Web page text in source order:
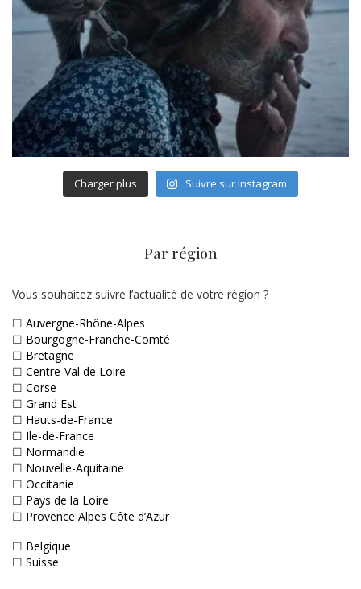
Charger plus Suivre sur Instagram
Par région
Vous souhaitez suivre l’actualité de votre région ?
☐ Auvergne-Rhône-Alpes
☐ Bourgogne-Franche-Comté
☐ Bretagne
☐ Centre-Val de Loire
☐ Corse
☐ Grand Est
☐ Hauts-de-France
☐ Ile-de-France
☐ Normandie
☐ Nouvelle-Aquitaine
☐ Occitanie
☐ Pays de la Loire
☐ Provence Alpes Côte d’Azur
☐ Belgique
☐ Suisse